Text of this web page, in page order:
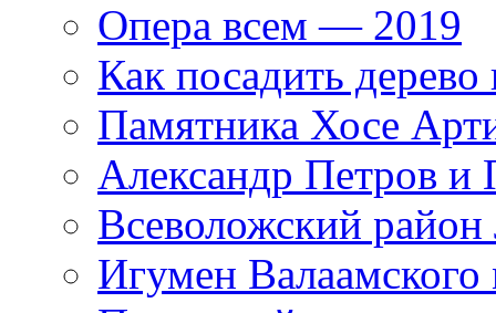
Опера всем — 2019
Как посадить дерево
Памятника Хосе
Александр Петров и
Всеволожский район
Игумен